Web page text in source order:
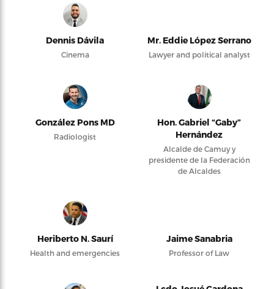
Dennis Dávila
Cinema
Mr. Eddie López Serrano
Lawyer and political analyst
González Pons MD
Radiologist
Hon. Gabriel “Gaby”
Hernández
Alcalde de Camuy y
presidente de la Federación
de Alcaldes
Heriberto N. Saurí
Health and emergencies
Jaime Sanabria
Professor of Law